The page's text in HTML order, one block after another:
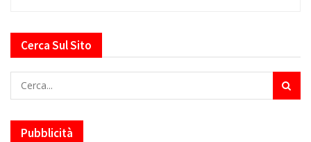
Cerca Sul Sito
Pubblicità